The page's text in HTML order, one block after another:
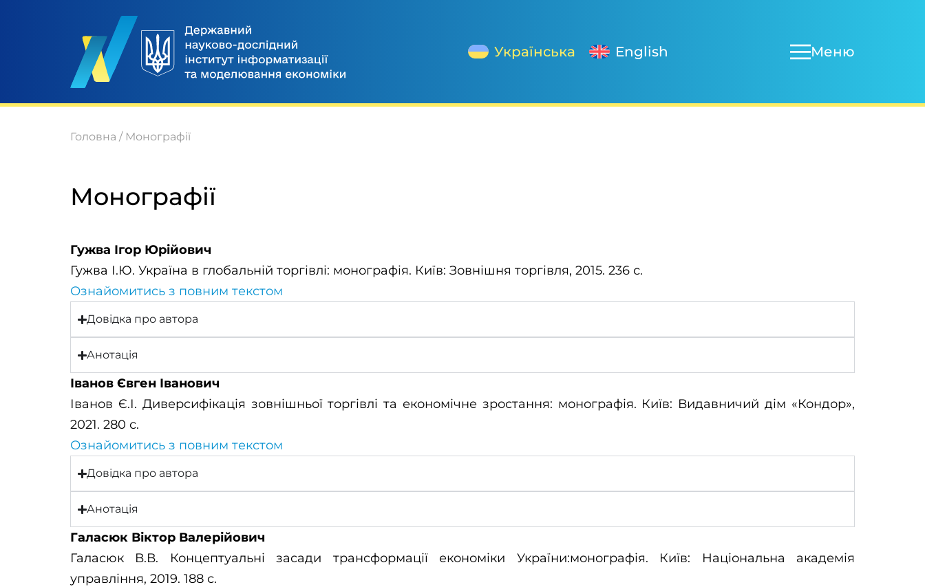
Українська English Меню
Головна / Монографії
Монографії
Гужва Ігор Юрійович
Гужва І.Ю. Україна в глобальній торгівлі: монографія. Київ: Зовнішня торгівля, 2015. 236 с.
Ознайомитись з повним текстом
Довідка про автора
Анотація
Іванов Євген Іванович
Іванов Є.І. Диверсифікація зовнішньої торгівлі та економічне зростання: монографія. Київ: Видавничий дім «Кондор»,
2021. 280 с.
Ознайомитись з повним текстом
Довідка про автора
Анотація
Галасюк Віктор Валерійович
Галасюк В.В. Концептуальні засади трансформації економіки України:монографія. Київ: Національна академія
управління, 2019. 188 с.